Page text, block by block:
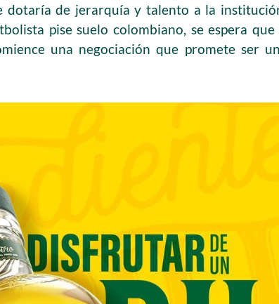
dotaría de jerarquía y talento a la
pise suelo colombiano, se espera
una negociación que promete ser